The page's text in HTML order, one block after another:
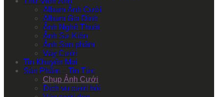
Album Ảnh Cưới
Album Gia Đình
Ảnh Nghệ Thuật
Ảnh Sự Kiện
Ảnh Sản phẩm
Váy Cưới
Tin Khuyến Mại
Sản Phẩm – Tin Tức
Chụp Ảnh Cưới
Dịch vụ cưới hỏi